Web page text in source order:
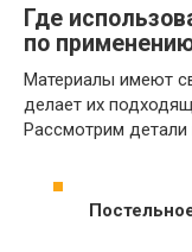
Где
по
Материалы имеют
делает их
Рассмотрим